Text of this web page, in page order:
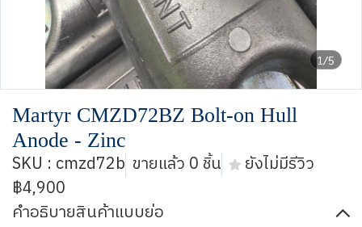
1/5
Martyr CMZD72BZ Bolt-on Hull
Anode - Zinc
SKU : cmzd72b ขายแล้ว 0 ชิ้น
ยังไม่มีรีวิว
฿4,900
คำอธิบายสินค้าแบบย่อ